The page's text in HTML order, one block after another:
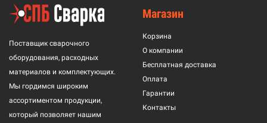
Поставщик сварочного
оборудования, расходных
материалов и комплектующих.
Мы гордимся широким
ассортиментом продукции,
который позволяет нашим
Магазин
Корзина
О компании
Бесплатная доставка
Оплата
Гарантии
Контакты